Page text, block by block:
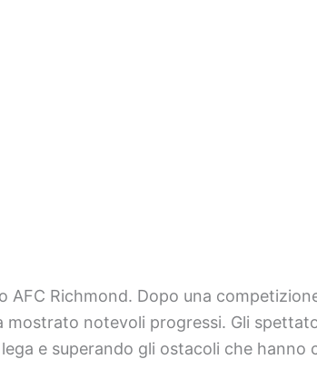
Richmond. Dopo una
mostrato notevoli progressi. Gli
e superando gli ostacoli che hanno